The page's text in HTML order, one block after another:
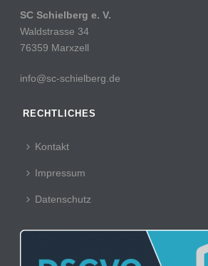
SC Schielberg e. V.
Waldstrasse 34
76359 Marxzell
info@sc-schielberg.de
RECHTLICHES
Kontakt
Impressum
Datenschutz